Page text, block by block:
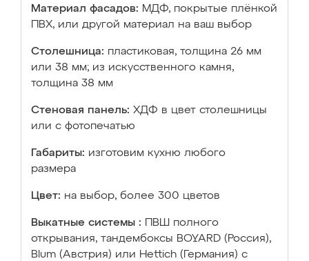
Материал фасадов: МДФ, покрытые плёнкой
ПВХ, или другой материал на ваш выбор
Столешница: пластиковая, толщина 26 мм
или 38 мм; из искусственного камня,
толщина 38 мм
Стеновая панель: ХДФ в цвет столешницы
или с фотопечатью
Габариты: изготовим кухню любого
размера
Цвет: на выбор, более 300 цветов
Выкатные системы :
ПВШ полного
открывания, тандембоксы BOYARD (Россия),
Blum (Австрия) или Hettich (Германия) с